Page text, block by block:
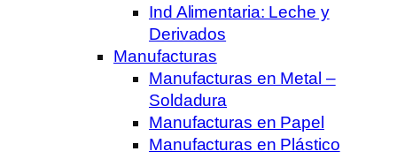
Ind Alimentaria: Leche y
Derivados
Manufacturas
Manufacturas en Metal –
Soldadura
Manufacturas en Papel
Manufacturas en Plástico